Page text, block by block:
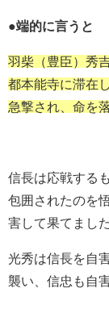
●端的に言うと
羽柴（豊臣）秀
都本能寺に滞在
急撃され、命を
信長は応戦する
包囲されたのを
害して果てました
光秀は信長を自
襲い、信忠も自